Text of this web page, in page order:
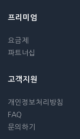
프리미엄
요금제
파트너십
고객지원
개인정보처리방침
FAQ
문의하기